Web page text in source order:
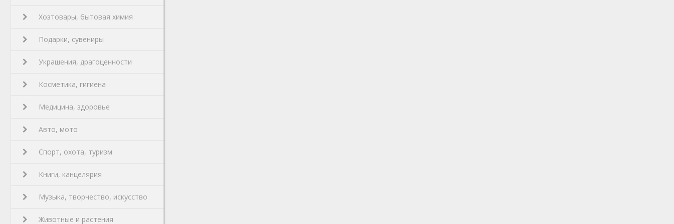
Хозтовары, бытовая химия
Подарки, сувениры
Украшения, драгоценности
Косметика, гигиена
Медицина, здоровье
Авто, мото
Спорт, охота, туризм
Книги, канцелярия
Музыка, творчество, искусство
Животные и растения